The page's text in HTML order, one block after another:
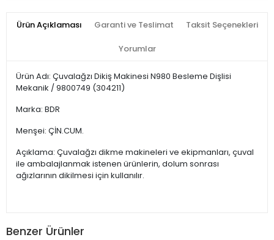
Ürün Açıklaması Garanti ve Teslimat Taksit Seçenekleri
Yorumlar
Ürün Adı: Çuvalağzı Dikiş Makinesi N980 Besleme Dişlisi
Mekanik / 9800749 (304211)
Marka: BDR
Menşei: ÇİN.CUM.
Açıklama: Çuvalağzı dikme makineleri ve ekipmanları, çuval
ile ambalajlanmak istenen ürünlerin, dolum sonrası
ağızlarının dikilmesi için kullanılır.
Benzer Ürünler